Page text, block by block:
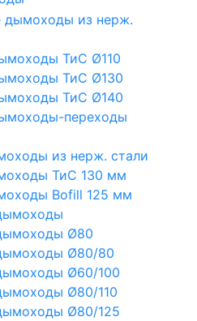
дымоходы из нерж.
ТиС Ø110
ТиС Ø130
ТиС Ø140
переходы
из нерж. стали
ТиС 130 мм
Bofill 125 мм
Ø80
Ø80/80
Ø60/100
Ø80/110
Ø80/125